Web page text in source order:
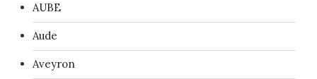
AUBE
Aude
Aveyron